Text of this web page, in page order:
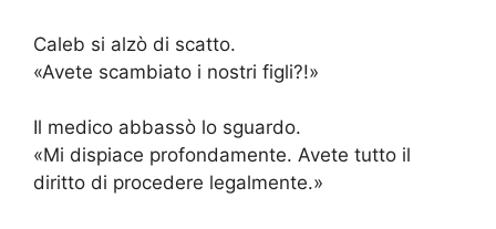
Caleb si alzò di scatto.
«Avete scambiato i nostri figli?!»
Il medico abbassò lo sguardo.
«Mi dispiace profondamente. Avete tutto il
diritto di procedere legalmente.»